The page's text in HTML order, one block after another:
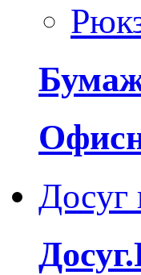
Досуг